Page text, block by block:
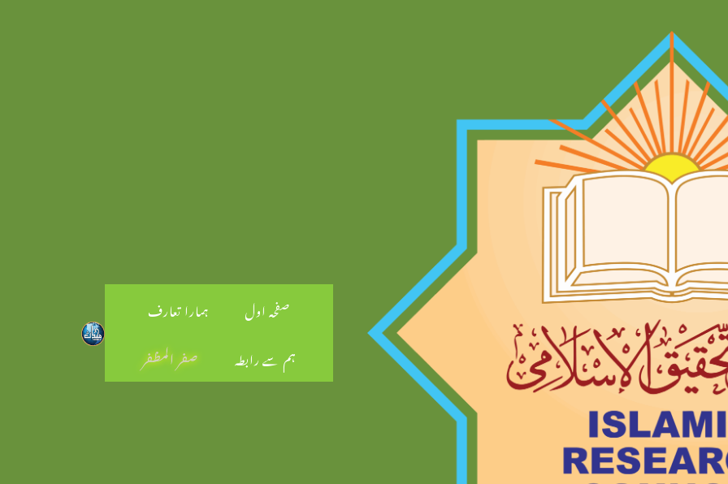
صفحہ اول
ہمارا تعارف
ہم سے رابطہ
صفر المظفر